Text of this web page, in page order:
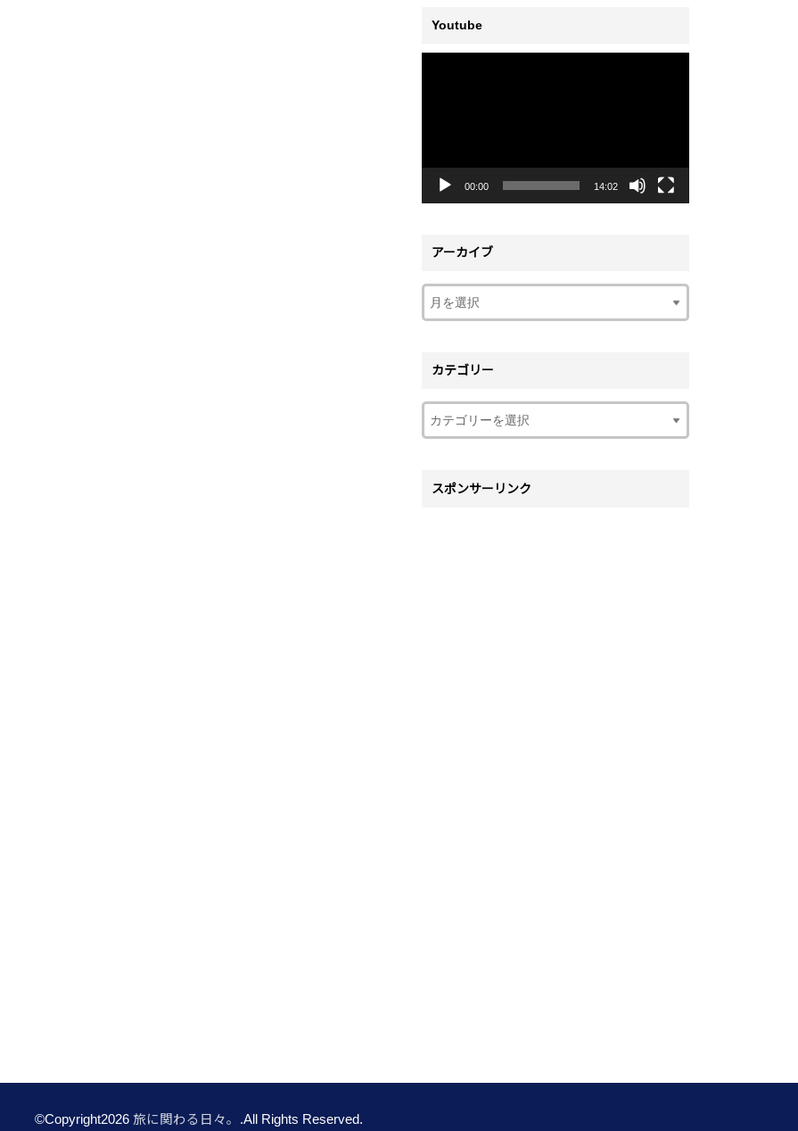
Youtube
ヤ
00:00 14:02
アーカイブ
カテゴリー
スポンサーリンク
©Copyright2026 旅に関わる日々。 .All Rights Reserved.